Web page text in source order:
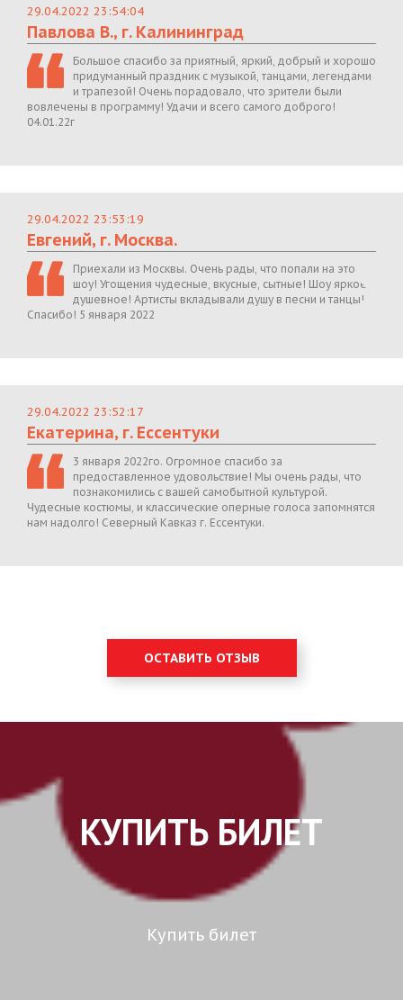
29.04.2022 23:54:04
Павлова В., г. Калининград
Большое спасибо за приятный, яркий, добрый и хорошо
придуманный праздник с музыкой, танцами, легендами
и трапезой! Очень порадовало, что зрители были
вовлечены в программу! Удачи и всего самого доброго!
04.01.22г
29.04.2022 23:53:19
Евгений, г. Москва.
Приехали из Москвы. Очень рады, что попали на это
шоу! Угощения чудесные, вкусные, сытные! Шоу яркое,
душевное! Артисты вкладывали душу в песни и танцы!
Спасибо! 5 января 2022
29.04.2022 23:52:17
Екатерина, г. Ессентуки
3 января 2022го. Огромное спасибо за
предоставленное удовольствие! Мы очень рады, что
познакомились с вашей самобытной культурой.
Чудесные костюмы, и классические оперные голоса запомнятся
нам надолго! Северный Кавказ г. Ессентуки.
ОСТАВИТЬ ОТЗЫВ
КУПИТЬ БИЛЕТ
Купить билет